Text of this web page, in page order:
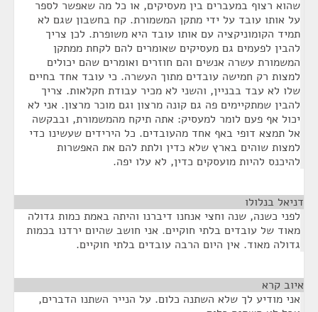
שהוא רצוף במעברים בין מעסיקים, או כל מה שאפשר לספר
על אותו עובד על ידי מתקן המשמורת. קח בחשבון שגם לא
תמיד הקומוניקציה עם אותו עובד היא משופרת. לכן צריך
להבין לפעמים גם מעסיקים שאומרים להם לקחת ממתקן
המשמורת עשרה אנשים והם חוזרים ואומרים שהם יכולים
למצות רק חמישה עובדים מתוך העשרה. כי עובד אחד בחיים
שלו לא עבד בבניין, והשני לא מכיר עבודת חקלאות. צריך
להבין שמתקיימים פה גם קונה מרצון וגם מוכר מרצון. אני לא
יכול אף פעם לומר למעסיק: אתה תיקח מהמשמורת, ובבקשה
אל תמצא דופי באף אחד מהעובדים. כל הירידים שעשינו כדי
למצות שוהים בארץ שלא כדין ולתת להם את האפשרות
להיכנס להיות מועסקים כדין, לא עלו יפה.
דניאל בנלולו
לפני כשנה, שנה וחצי אנחנו דיברנו והיתה באמת כמות גדולה
מאוד של עובדים בלתי חוקיים. אני חושב שהיום ירדנו בכמות
גדולה מאוד. אין היום הרבה עובדים בלתי חוקיים.
איוב קרא
אני מודיע לך שלא השתנה כלום. על הנייר השתנו הדברים,